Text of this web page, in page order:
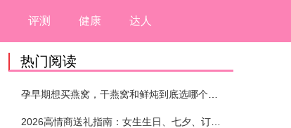
评测 健康 达人
热门阅读